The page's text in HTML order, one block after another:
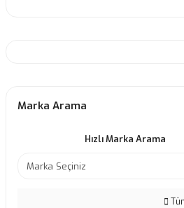
Marka Arama
Hızlı Marka Arama